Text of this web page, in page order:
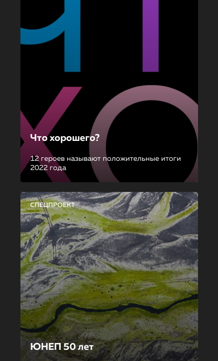
Что хорошего?
12 героев называют положительные итоги
2022 года
СПЕЦПРОЕКТ
ЮНЕП 50 лет